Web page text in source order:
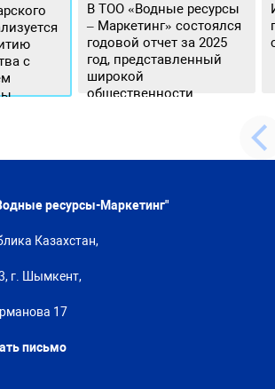
с
В ТОО «Водные ресурсы
– Маркетинг» состоялся
годовой отчет за 2025
год, представленный
широкой
общественности.
ресурсы-Маркетинг"
Казахстан,
г. Шымкент,
17
письмо